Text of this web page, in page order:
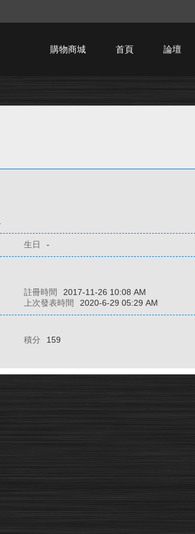
購物商城 首頁 論壇
生日 -
註冊時間 2017-11-26 10:08 AM
上次發表時間 2020-6-29 05:29 AM
積分 159